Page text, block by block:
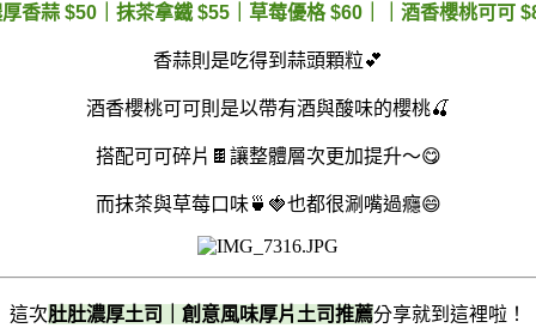
香蒜 $50｜抹茶拿鐵 $55｜草莓優格 $60｜｜酒香櫻桃可可
香蒜則是吃得到蒜頭顆粒💕
酒香櫻桃可可則是以帶有酒與酸味的櫻桃🍒
搭配可可碎片🍫讓整體層次更加提升～😋
而抹茶與草莓口味🍵🍓也都很涮嘴過癮😄
這次肚肚濃厚土司｜創意風味厚片土司推薦分享就到這裡啦！